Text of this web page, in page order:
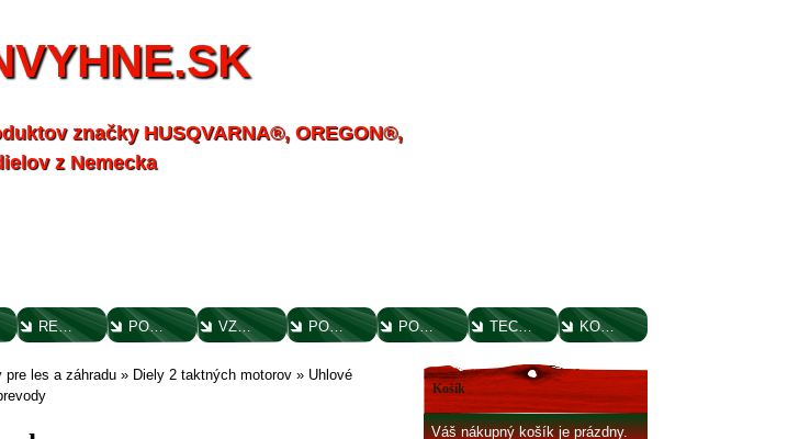
značky HUSQVARNA®, OREGON®,
z Nemecka
REKLAMAČNÝ PORIADOK POTVRDENIE O VYTKNUTÍ VADY VZOROVÝ FORMULÁR ODSTÚPENIA OD ZMLUVY POUČENIE O UPLATNENÍ PRÁVA SPOTREBITEĽA PORADENSTVO TECHNICKÉ VÝKRESY KONTAKT
pre les a záhradu » Diely 2 taktných motorov » Uhlové
Košík
Váš nákupný košík je prázdny.